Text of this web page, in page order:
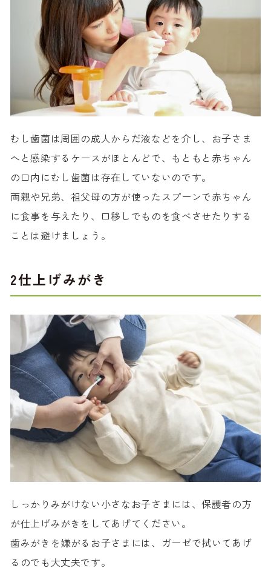
むし歯菌は周囲の成人からだ液などを介し、お子さま
へと感染するケースがほとんどで、もともと赤ちゃん
の口内にむし歯菌は存在していないのです。
両親や兄弟、祖父母の方が使ったスプーンで赤ちゃん
に食事を与えたり、口移しでものを食べさせたりする
ことは避けましょう。
2仕上げみがき
しっかりみがけない小さなお子さまには、保護者の方
が仕上げみがきをしてあげてください。
歯みがきを嫌がるお子さまには、ガーゼで拭いてあげ
るのでも大丈夫です。